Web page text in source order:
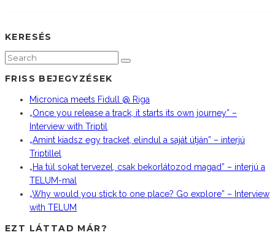
KERESÉS
FRISS BEJEGYZÉSEK
Micronica meets Fidull @ Riga
„Once you release a track, it starts its own journey” –
Interview with Triptil
„Amint kiadsz egy tracket, elindul a saját útján” – interjú
Triptillel
„Ha túl sokat tervezel, csak bekorlátozod magad” – interjú a
TELUM-mal
„Why would you stick to one place? Go explore” – Interview
with TELUM
EZT LÁTTAD MÁR?